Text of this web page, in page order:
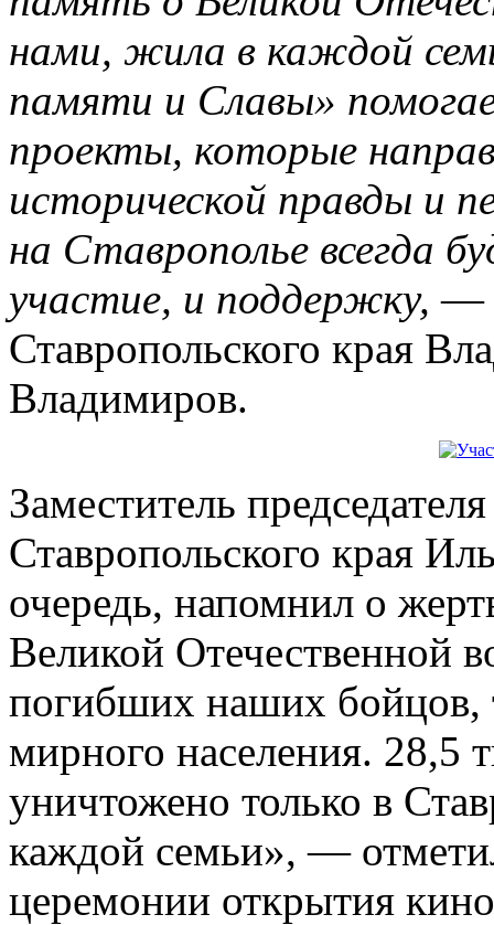
нами, жила в каждой
памяти и Славы»
проекты, которые
исторической правды и
на Ставрополье всегда
участие, и поддержку, —
Ставропольского края
Владимиров.
Заместитель
Ставропольского края
очередь, напомнил о
Великой Отечественной
погибших наших бойцов,
мирного населения. 28,5
уничтожено только в
каждой семьи», —
церемонии открытия